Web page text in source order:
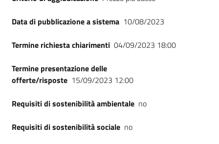
Data di pubblicazione a sistema 10/08/2023
Termine richiesta chiarimenti 04/09/2023 18:00
Termine presentazione delle
offerte/risposte 15/09/2023 12:00
Requisiti di sostenibilità ambientale no
Requisiti di sostenibilità sociale no